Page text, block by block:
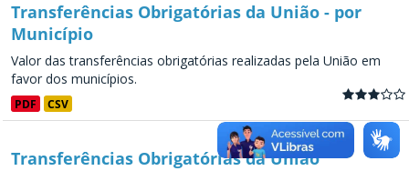
Transferências Obrigatórias da União - por
Município
Valor das transferências obrigatórias realizadas pela União em
favor dos municípios.
PDF CSV
Transferências Obrigatórias da União